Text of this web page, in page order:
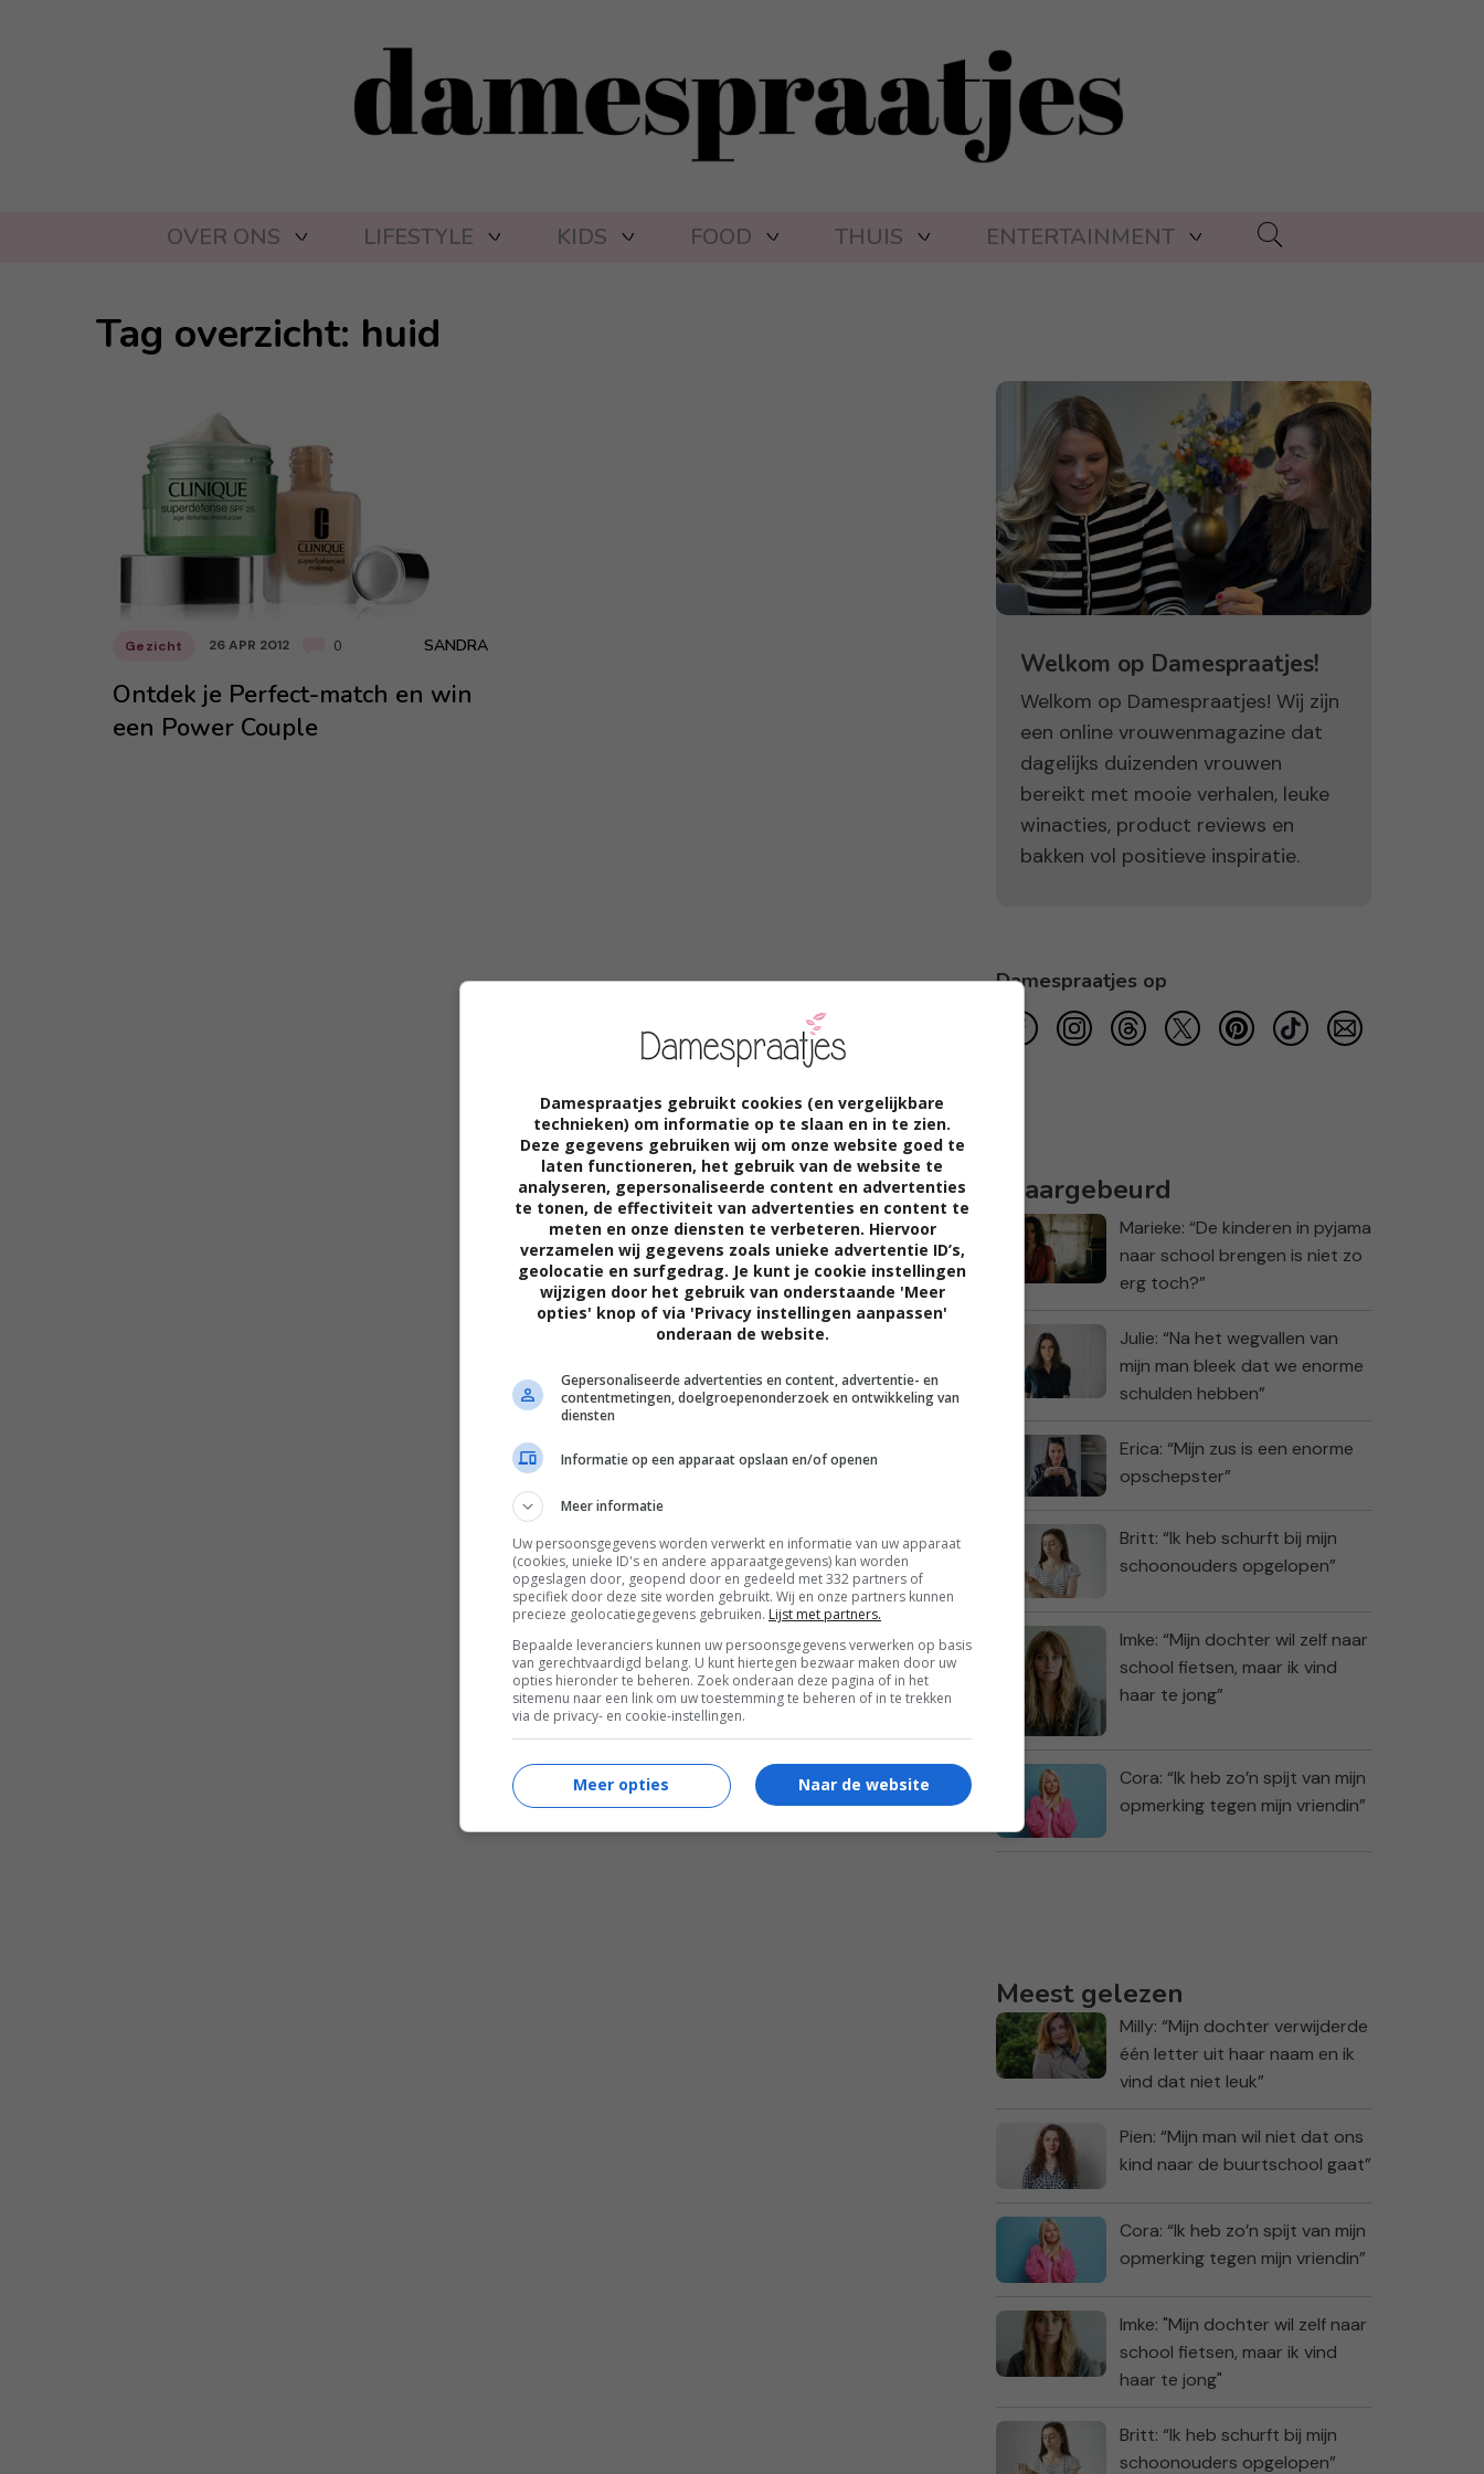
OVER ONS LIFESTYLE KIDS FOOD THUIS ENTERTAINMENT
Tag overzicht: huid
Gezicht 26 APR 2012 0 SANDRA
Ontdek je Perfect-match en win
een Power Couple
Welkom op Damespraatjes!
Welkom op Damespraatjes! Wij zijn
een online vrouwenmagazine dat
dagelijks duizenden vrouwen
bereikt met mooie verhalen, leuke
winacties, product reviews en
bakken vol positieve inspiratie.
Damespraatjes op
Waargebeurd
Marieke: “De kinderen in pyjama
naar school brengen is niet zo
erg toch?”
Julie: “Na het wegvallen van
mijn man bleek dat we enorme
schulden hebben”
Erica: “Mijn zus is een enorme
opschepster”
Britt: “Ik heb schurft bij mijn
schoonouders opgelopen”
Imke: “Mijn dochter wil zelf naar
school fietsen, maar ik vind
haar te jong”
Cora: “Ik heb zo’n spijt van mijn
opmerking tegen mijn vriendin”
Meest gelezen
Milly: “Mijn dochter verwijderde
één letter uit haar naam en ik
vind dat niet leuk”
Pien: “Mijn man wil niet dat ons
kind naar de buurtschool gaat”
Cora: “Ik heb zo’n spijt van mijn
opmerking tegen mijn vriendin”
Imke: "Mijn dochter wil zelf naar
school fietsen, maar ik vind
haar te jong"
Britt: “Ik heb schurft bij mijn
schoonouders opgelopen”
Damespraatjes gebruikt cookies (en vergelijkbare
technieken) om informatie op te slaan en in te zien.
Deze gegevens gebruiken wij om onze website goed te
laten functioneren, het gebruik van de website te
analyseren, gepersonaliseerde content en advertenties
te tonen, de effectiviteit van advertenties en content te
meten en onze diensten te verbeteren. Hiervoor
verzamelen wij gegevens zoals unieke advertentie ID’s,
geolocatie en surfgedrag. Je kunt je cookie instellingen
wijzigen door het gebruik van onderstaande 'Meer
opties' knop of via 'Privacy instellingen aanpassen'
onderaan de website.
Gepersonaliseerde advertenties en content, advertentie- en
contentmetingen, doelgroepenonderzoek en ontwikkeling van
diensten
Informatie op een apparaat opslaan en/of openen
Meer informatie
Uw persoonsgegevens worden verwerkt en informatie van uw apparaat
(cookies, unieke ID's en andere apparaatgegevens) kan worden
opgeslagen door, geopend door en gedeeld met 332 partners of
specifiek door deze site worden gebruikt. Wij en onze partners kunnen
precieze geolocatiegegevens gebruiken. Lijst met partners.
Bepaalde leveranciers kunnen uw persoonsgegevens verwerken op basis
van gerechtvaardigd belang. U kunt hiertegen bezwaar maken door uw
opties hieronder te beheren. Zoek onderaan deze pagina of in het
sitemenu naar een link om uw toestemming te beheren of in te trekken
via de privacy- en cookie-instellingen.
Naar de website
Meer opties